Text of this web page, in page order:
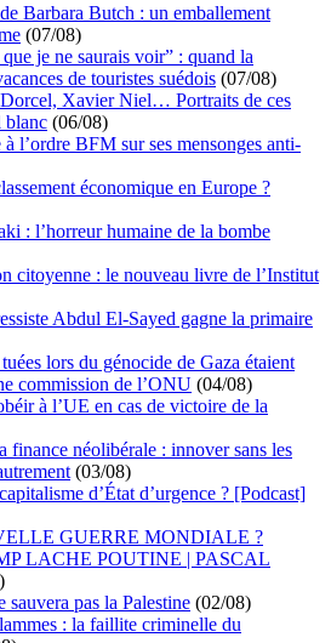
Barbara Butch : un emballement
(07/08)
je ne saurais voir” : quand la
de touristes suédois (07/08)
Xavier Niel… Portraits de ces
blanc (06/08)
l’ordre BFM sur ses mensonges anti-
économique en Europe ?
: l’horreur humaine de la bombe
citoyenne : le nouveau livre de l’Institut
Abdul El-Sayed gagne la primaire
lors du génocide de Gaza étaient
commission de l’ONU (04/08)
à l’UE en cas de victoire de la
finance néolibérale : innover sans les
(03/08)
d’État d’urgence ? [Podcast]
GUERRE MONDIALE ?
LACHE POUTINE | PASCAL
pas la Palestine (02/08)
: la faillite criminelle du